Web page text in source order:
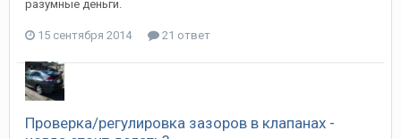
разумные деньги.
15 сентября 2014 21 ответ
Проверка/регулировка зазоров в клапанах -